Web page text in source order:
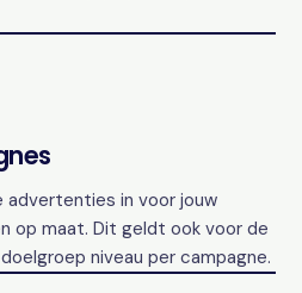
advertenties in voor jouw
op maat. Dit geldt ook voor de
niveau per campagne.